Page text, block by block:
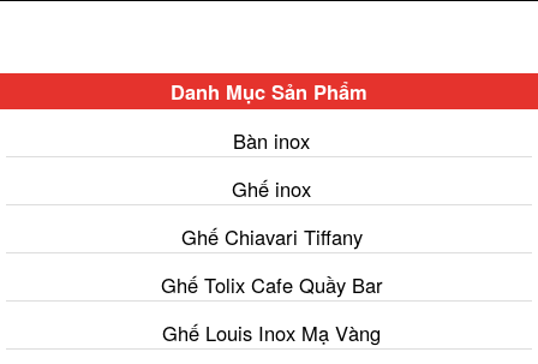
Danh Mục Sản Phẩm
Bàn inox
Ghế inox
Ghế Chiavari Tiffany
Ghế Tolix Cafe Quầy Bar
Ghế Louis Inox Mạ Vàng